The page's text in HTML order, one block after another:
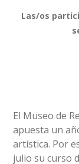
Las/os
El Museo de
apuesta un
artística. Por
julio su curso